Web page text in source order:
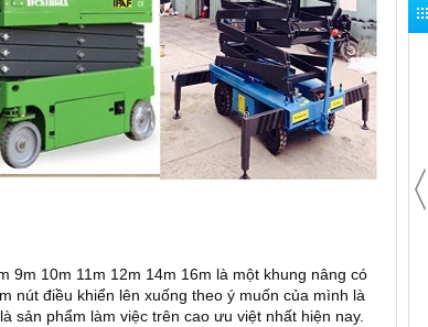
9m 10m 11m 12m 14m 16m là một khung nâng có
nút điều khiển lên xuống theo ý muốn của mình là
sản phẩm làm việc trên cao ưu việt nhất hiện nay.
Bàn nâng điện thấp ECL Dịch vụ cho thuê xe nâng